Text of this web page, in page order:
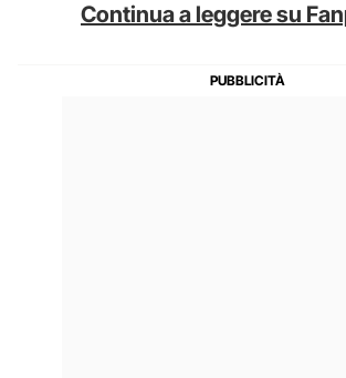
Continua a leggere su